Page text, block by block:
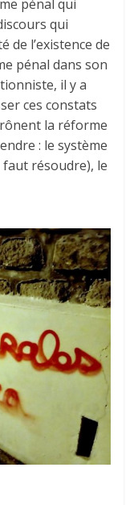
pénal qui
qui
de l’existence de
pénal dans son
il y a
ces constats
la réforme
: le système
faut résoudre), le